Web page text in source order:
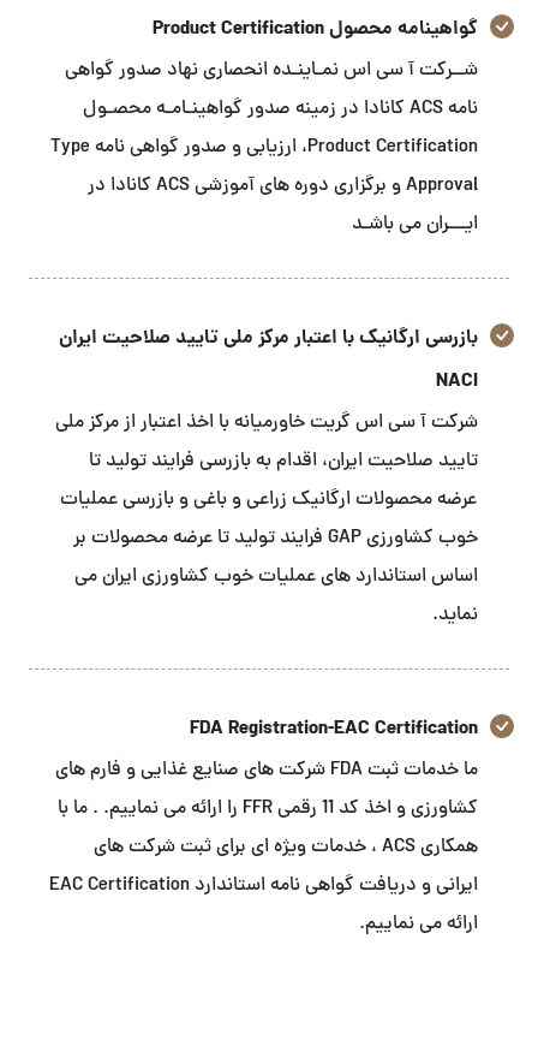
گواهینامه محصول Product Certification
شــرکت آ سی اس نمـاینـده انحصاری نهاد صدور گواهی
نامه ACS کانادا در زمینه صدور گواهینـامـه محصـول
Product Certification، ارزیابی و صدور گواهی نامه Type
Approval و برگزاری دوره های آموزشی ACS کانادا در
ایـــران می باشـد
بازرسی ارگانیک با اعتبار مرکز ملی تایید صلاحیت ایران
NACI
شرکت آ سی اس گریت خاورمیانه با اخذ اعتبار از مرکز ملی
تایید صلاحیت ایران، اقدام به بازرسی فرایند تولید تا
عرضه محصولات ارگانیک زراعی و باغی و بازرسی عملیات
خوب کشاورزی GAP فرایند تولید تا عرضه محصولات بر
اساس استاندارد های عملیات خوب کشاورزی ایران می
نماید.
FDA Registration-EAC Certification
ما خدمات ثبت FDA شرکت های صنایع غذایی و فارم های
کشاورزی و اخذ کد 11 رقمی FFR را ارائه می نماییم. . ما با
همکاری ACS ، خدمات ویژه ای برای ثبت شرکت های
ایرانی و دریافت گواهی نامه استاندارد EAC Certification
ارائه می نماییم.